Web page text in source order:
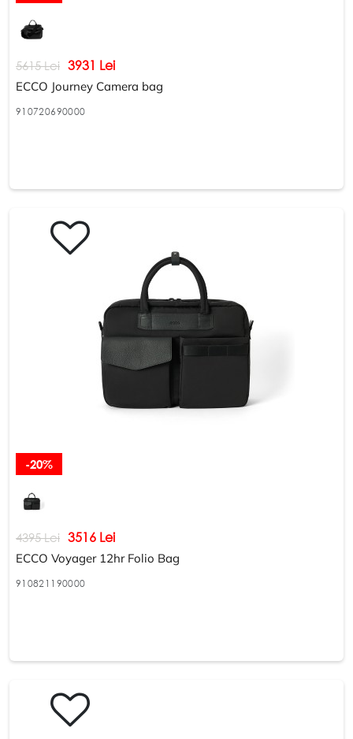
5615 Lei 3931 Lei
ECCO Journey Camera bag
910720690000
-20%
4395 Lei 3516 Lei
ECCO Voyager 12hr Folio Bag
910821190000